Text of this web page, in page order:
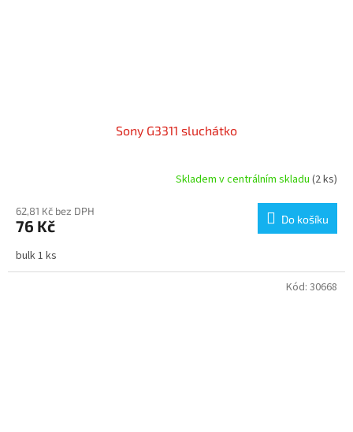
Sony G3311 sluchátko
Skladem v centrálním skladu (2 ks)
62,81 Kč bez DPH
76 Kč Do košíku
bulk 1 ks
Kód: 30668